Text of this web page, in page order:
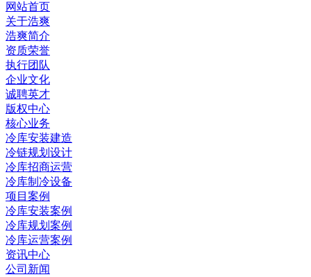
网站首页
关于浩爽
浩爽简介
资质荣誉
执行团队
企业文化
诚聘英才
版权中心
核心业务
冷库安装建造
冷链规划设计
冷库招商运营
冷库制冷设备
项目案例
冷库安装案例
冷库规划案例
冷库运营案例
资讯中心
公司新闻